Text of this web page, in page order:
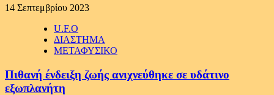
14 Σεπτεμβρίου 2023
U.F.O
ΔΙΑΣΤΗΜΑ
ΜΕΤΑΦΥΣΙΚΟ
Πιθανή ένδειξη ζωής ανιχνεύθηκε σε υδάτινο
εξωπλανήτη